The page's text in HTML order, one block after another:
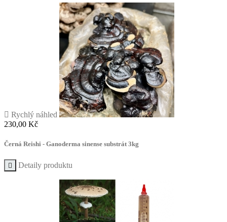
 Rychlý náhled
Cena
230,00 Kč
Černá Reishi - Ganoderma sinense substrát 3kg
 Detaily produktu